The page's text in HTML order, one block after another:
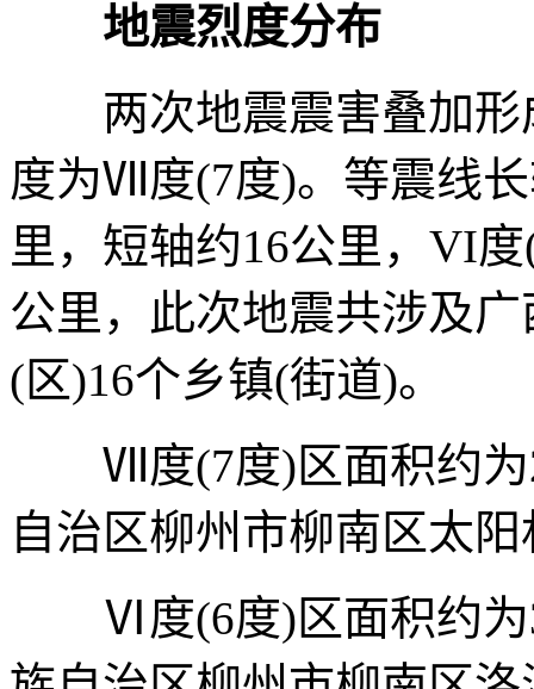
地震烈度分布
两次地震震害叠加形
度为Ⅶ度(7度)。等震线
里，短轴约16公里，VI
公里，此次地震共涉及
(区)16个乡镇(街道)。
Ⅶ度(7度)区面积约为2
自治区柳州市柳南区太
Ⅵ度(6度)区面积约为